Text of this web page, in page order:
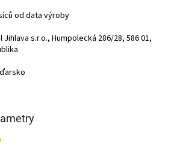
od data výroby
Jihlava s.r.o., Humpolecká 286/28, 586 01,